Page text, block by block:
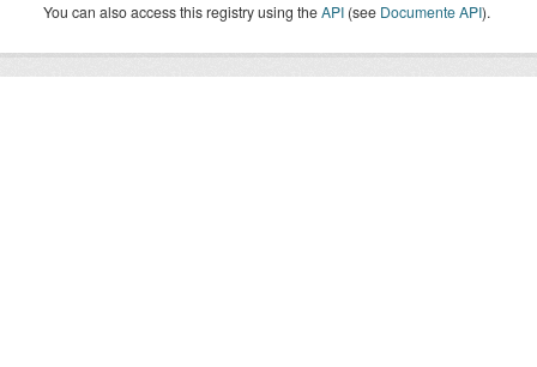
You can also access this registry using theAPI (see Documente API).